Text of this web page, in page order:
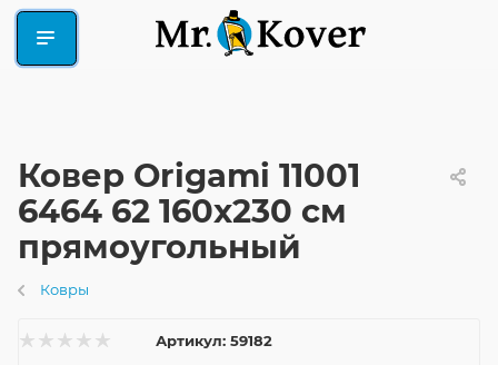
Ковер Origami 11001
6464 62 160x230 см
прямоугольный
Ковры
Артикул: 59182